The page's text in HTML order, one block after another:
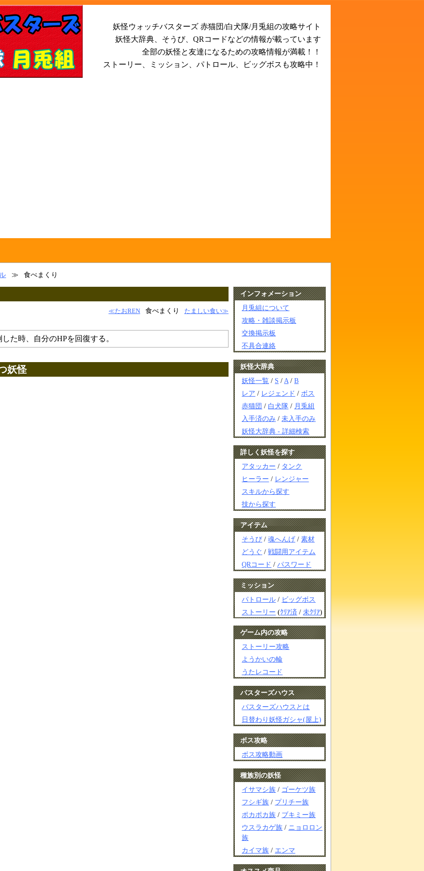
妖怪ウォッチバスターズ 赤猫団/白犬隊/月兎組の攻略サイト
妖怪大辞典、そうび、QRコードなどの情報が載っています
全部の妖怪と友達になるための攻略情報が満載！！
ストーリー、ミッション、パトロール、ビッグボスも攻略中！
≫ 食べまくり
≪たおREN 食べまくり たましい食い≫
た時、自分のHPを回復する。
妖怪
インフォメーション
月兎組について
攻略・雑談掲示板
交換掲示板
不具合連絡
妖怪大辞典
妖怪一覧 / S / A /B
レア / レジェンド / ボス
赤猫団 / 白犬隊 / 月兎組
入手済のみ /未入手のみ
妖怪大辞典 - 詳細検索
詳しく妖怪を探す
アタッカー / タンク
ヒーラー / レンジャー
スキルから探す
技から探す
アイテム
そうび /魂へんげ /素材
どうぐ /戦闘用アイテム
QRコード /パスワード
ミッション
パトロール / ビッグボス
ストーリー (ｸﾘｱ済 /未ｸﾘｱ)
ゲーム内の攻略
ストーリー攻略
ようかいの輪
うたレコード
バスターズハウス
バスターズハウスとは
日替わり妖怪ガシャ(屋上)
ボス攻略
ボス攻略動画
種族別の妖怪
イサマシ族 / ゴーケツ族
フシギ族 / プリチー族
ポカポカ族 / ブキミー族
ウスラカゲ族 / ニョロロン
族
カイマ族 / エンマ